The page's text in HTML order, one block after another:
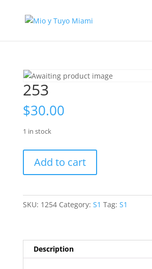
253
$30.00
1 in stock
quantity
Add to cart
SKU: 1254 Category: S1 Tag: S1
Description